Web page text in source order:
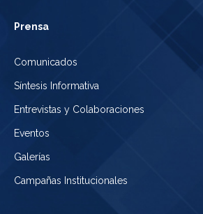
Prensa
Comunicados
Síntesis Informativa
Entrevistas y Colaboraciones
Eventos
Galerías
Campañas Institucionales